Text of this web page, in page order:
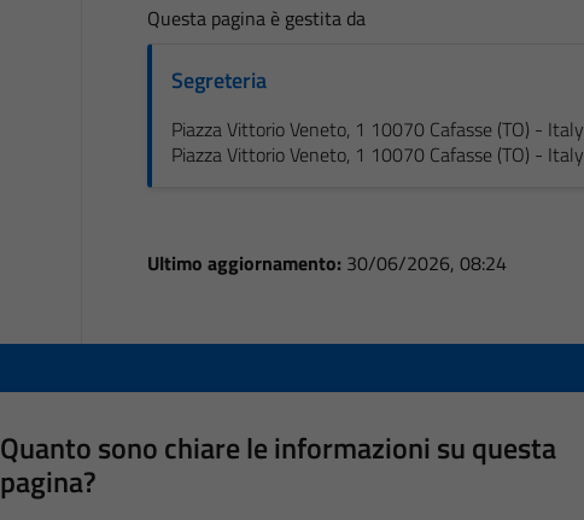
Questa pagina è gestita da
Segreteria
Piazza Vittorio Veneto, 1 10070 Cafasse (TO) - Italy
Piazza Vittorio Veneto, 1 10070 Cafasse (TO) - Italy
Ultimo aggiornamento: 30/06/2026, 08:24
Quanto sono chiare le informazioni su questa
pagina?